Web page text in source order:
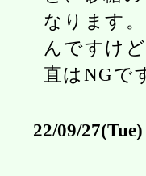
なります
んですけ
直はNGで
22/09/27(Tue)